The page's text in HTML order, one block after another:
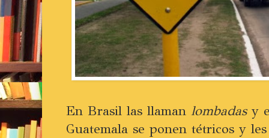
En Brasil las llaman lombadasy
Guatemala se ponen tétricos y